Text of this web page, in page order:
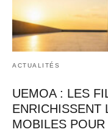
ACTUALITÉS
UEMOA : LES
ENRICHISSENT
MOBILES